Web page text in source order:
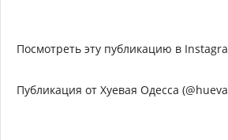
Посмотреть эту публикацию в
Публикация от Хуевая Одесса